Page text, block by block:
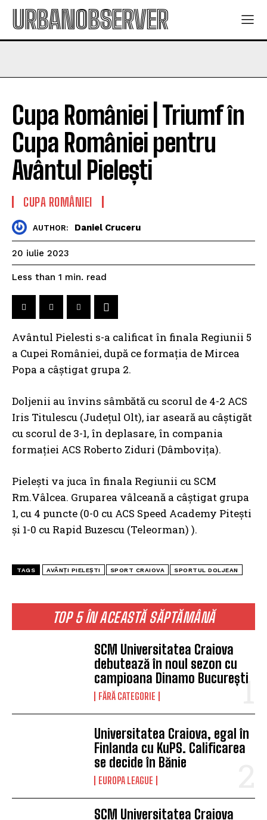
URBANOBSERVER
TOP 5 ÎN ACEASTĂ SĂPTĂMÂNĂ
SCM Universitatea Craiova
debutează în noul sezon cu
campioana Dinamo București
FĂRĂ CATEGORIE
Universitatea Craiova, egal în
Finlanda cu KuPS. Calificarea
se decide în Bănie
EUROPA LEAGUE
SCM Universitatea Craiova
Cupa României | Triumf în
Cupa României pentru
Avântul Pielești
CUPA ROMÂNIEI
AUTHOR: Daniel Cruceru
20 iulie 2023
Less than 1 min. read
Avântul Pielesti s-a calificat în finala Regiunii 5
a Cupei României, după ce formația de Mircea
Popa a câștigat grupa 2.
Doljenii au învins sâmbătă cu scorul de 4-2 ACS
Iris Titulescu (Județul Olt), iar aseară au câștigăt
cu scorul de 3-1, în deplasare, în compania
formației ACS Roberto Ziduri (Dâmbovița).
Pielești va juca în finala Regiunii cu SCM
Rm.Vâlcea. Gruparea vâlceană a câștigat grupa
1, cu 4 puncte (0-0 cu ACS Speed Academy Pitești
și 1-0 cu Rapid Buzescu (Teleorman) ).
TAGS AVÂNȚI PIELEȘTI SPORT CRAIOVA SPORTUL DOLJEAN